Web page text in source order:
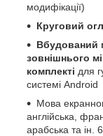
модифікації)
Круговий
Вбудований
зовнішнього
комплекті для
системі Android
Мова
англійська,
арабська та ін.